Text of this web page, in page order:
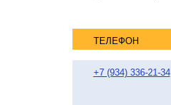
ТЕЛЕФОН
+7 (934) 336-21-34